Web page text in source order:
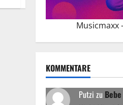
Musicmaxx
KOMMENTARE
Putzi zu